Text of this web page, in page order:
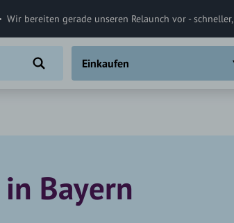
Wir bereiten gerade unseren Relaunch vor - schneller,
Einkaufen
Bayern